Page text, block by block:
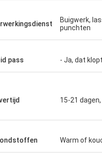
voldeed aan alle specificaties
Buigwerk,
punchten
pass - Ja, dat klopt.
15-21
Warm of